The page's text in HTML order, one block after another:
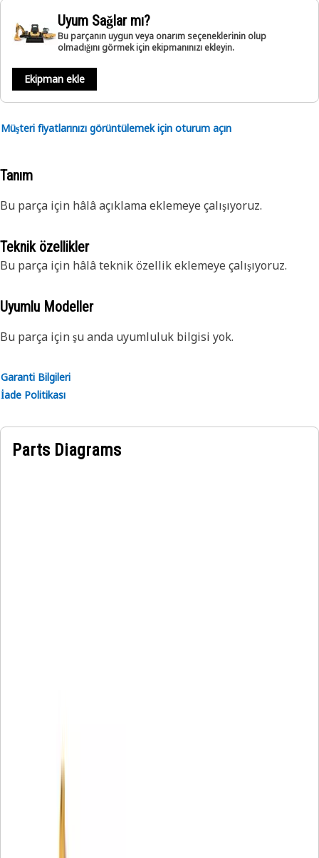
Uyum Sağlar mı?
Bu parçanın uygun veya onarım seçeneklerinin olup
olmadığını görmek için ekipmanınızı ekleyin.
Ekipman ekle
Müşteri fiyatlarınızı görüntülemek için oturum açın
Tanım
Bu parça için hâlâ açıklama eklemeye çalışıyoruz.
Teknik özellikler
Bu parça için hâlâ teknik özellik eklemeye çalışıyoruz.
Uyumlu Modeller
Bu parça için şu anda uyumluluk bilgisi yok.
Garanti Bilgileri
İade Politikası
Parts Diagrams